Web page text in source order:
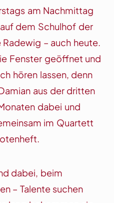
am Nachmittag
dem Schulhof der
– auch heute.
Fenster geöffnet und
hören lassen, denn
aus der dritten
dabei und
im Quartett
dabei, beim
– Talente suchen